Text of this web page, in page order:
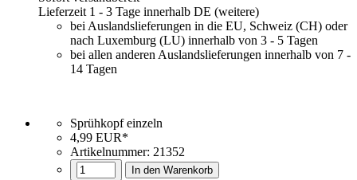
Lieferzeit 1 - 3 Tage innerhalb DE (weitere)
bei Auslandslieferungen in die EU, Schweiz (CH) oder
nach Luxemburg (LU) innerhalb von 3 - 5 Tagen
bei allen anderen Auslandslieferungen innerhalb von 7 -
14 Tagen
Sprühkopf einzeln
4,99 EUR*
Artikelnummer: 21352
In den Warenkorb